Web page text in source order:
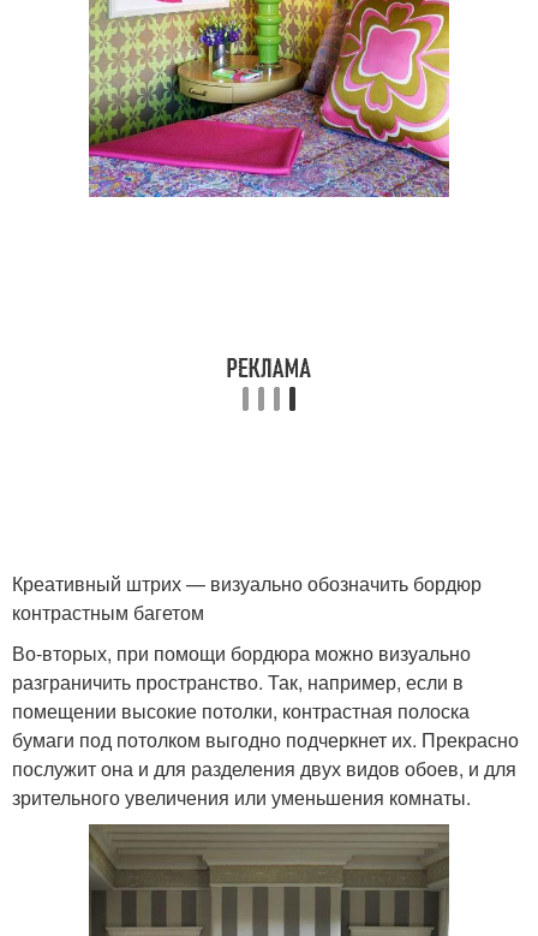
Креативный штрих — визуально обозначить бордюр
контрастным багетом
Во-вторых, при помощи бордюра можно визуально
разграничить пространство. Так, например, если в
помещении высокие потолки, контрастная полоска
бумаги под потолком выгодно подчеркнет их. Прекрасно
послужит она и для разделения двух видов обоев, и для
зрительного увеличения или уменьшения комнаты.